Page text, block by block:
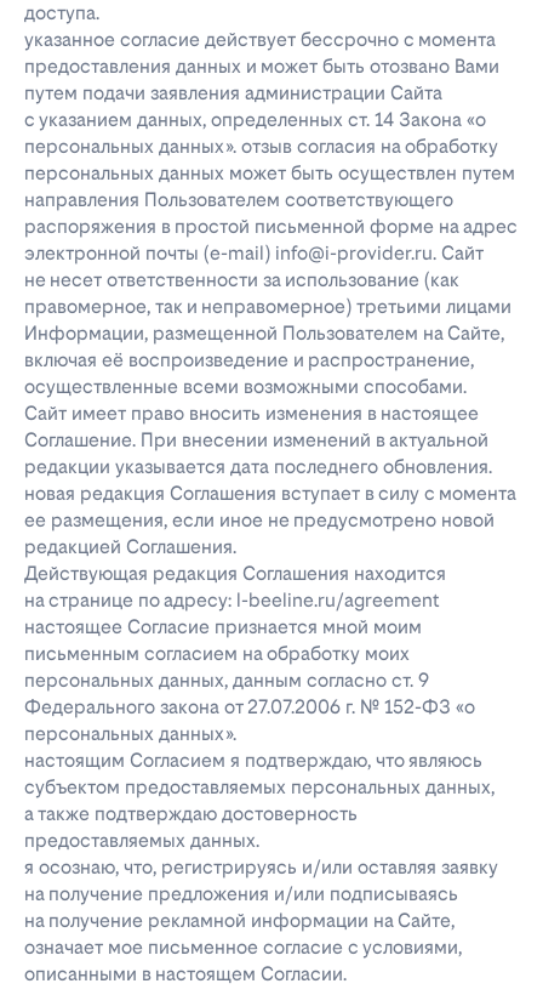
доступа.
указанное согласие действует бессрочно с момента
предоставления данных и может быть отозвано Вами
путем подачи заявления администрации Сайта
с указанием данных, определенных ст. 14 Закона «о
персональных данных». отзыв согласия на обработку
персональных данных может быть осуществлен путем
направления Пользователем соответствующего
распоряжения в простой письменной форме на адрес
электронной почты (e-mail) info@i-provider.ru. Сайт
не несет ответственности за использование (как
правомерное, так и неправомерное) третьими лицами
Информации, размещенной Пользователем на Сайте,
включая её воспроизведение и распространение,
осуществленные всеми возможными способами.
Сайт имеет право вносить изменения в настоящее
Соглашение. При внесении изменений в актуальной
редакции указывается дата последнего обновления.
новая редакция Соглашения вступает в силу с момента
ее размещения, если иное не предусмотрено новой
редакцией Соглашения.
Действующая редакция Соглашения находится
на странице по адресу: l-beeline.ru/agreement
настоящее Согласие признается мной моим
письменным согласием на обработку моих
персональных данных, данным согласно ст. 9
Федерального закона от 27.07.2006 г. № 152-ФЗ «о
персональных данных».
настоящим Согласием я подтверждаю, что являюсь
субъектом предоставляемых персональных данных,
а также подтверждаю достоверность
предоставляемых данных.
я осознаю, что, регистрируясь и/или оставляя заявку
на получение предложения и/или подписываясь
на получение рекламной информации на Сайте,
означает мое письменное согласие с условиями,
описанными в настоящем Согласии.